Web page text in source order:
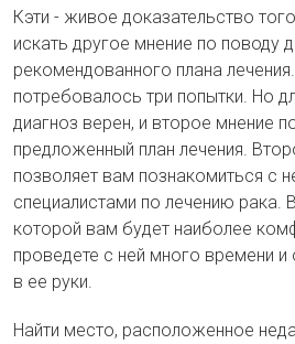
Кэти - живое доказательство
искать другое мнение по поводу
рекомендованного плана
потребовалось три попытки. Но
диагноз верен, и второе мнение
предложенный план лечения.
позволяет вам познакомиться с
специалистами по лечению рака.
которой вам будет наиболее
проведете с ней много времени
в ее руки.
Найти место, расположенное